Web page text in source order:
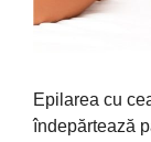
Epilarea cu
îndepărtează